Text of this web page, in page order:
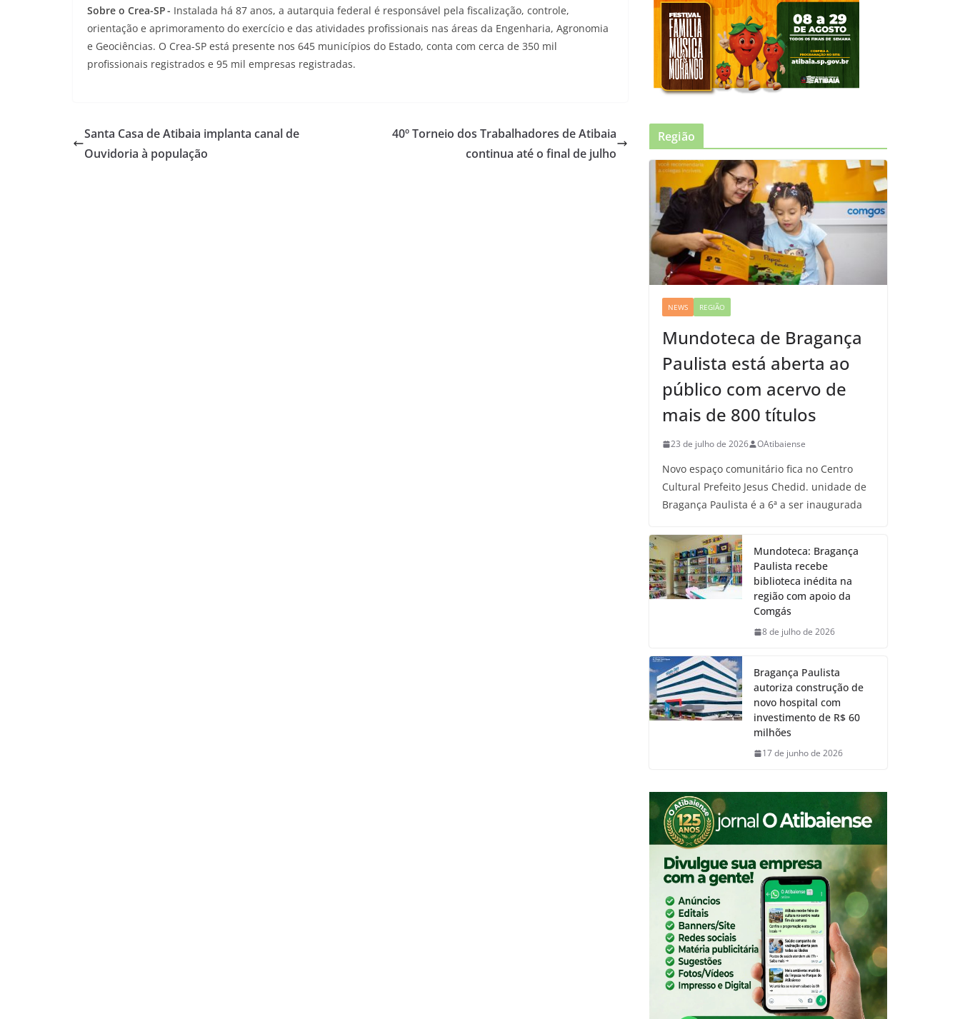
Sobre o Crea-SP - Instalada há 87 anos, a autarquia federal é responsável pela fiscalização, controle,
orientação e aprimoramento do exercício e das atividades profissionais nas áreas da Engenharia, Agronomia
e Geociências. O Crea-SP está presente nos 645 municípios do Estado, conta com cerca de 350 mil
profissionais registrados e 95 mil empresas registradas.
Santa Casa de Atibaia implanta canal de
Ouvidoria à população
40º Torneio dos Trabalhadores de Atibaia
continua até o final de julho
Região
NEWS REGIÃO
Mundoteca de Bragança
Paulista está aberta ao
público com acervo de
mais de 800 títulos
23 de julho de 2026 OAtibaiense
Novo espaço comunitário fica no Centro
Cultural Prefeito Jesus Chedid. unidade de
Bragança Paulista é a 6ª a ser inaugurada
Mundoteca: Bragança
Paulista recebe
biblioteca inédita na
região com apoio da
Comgás
8 de julho de 2026
Bragança Paulista
autoriza construção de
novo hospital com
investimento de R$ 60
milhões
17 de junho de 2026